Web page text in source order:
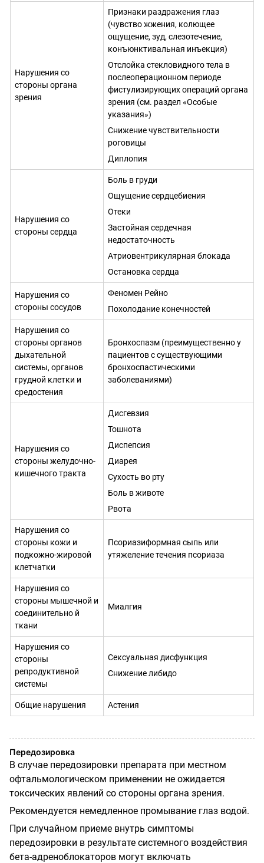
Нарушения со
стороны органа
зрения
Признаки раздражения глаз
(чувство жжения, колющее
ощущение, зуд, слезотечение,
конъюнктивальная инъекция)
Отслойка стекловидного тела в
послеоперационном периоде
фистулизирующих операций органа
зрения (см. раздел «Особые
указания»)
Снижение чувствительности
роговицы
Диплопия
Нарушения со
стороны сердца
Боль в груди
Ощущение сердцебиения
Отеки
Застойная сердечная
недостаточность
Атриовентрикулярная блокада
Остановка сердца
Нарушения со
стороны сосудов
Феномен Рейно
Похолодание конечностей
Нарушения со
стороны органов
дыхательной
системы, органов
грудной клетки и
средостения
Бронхоспазм (преимущественно у
пациентов с существующими
бронхоспастическими
заболеваниями)
Нарушения со
стороны желудочно-
кишечного тракта
Дисгевзия
Тошнота
Диспепсия
Диарея
Сухость во рту
Боль в животе
Рвота
Нарушения со
стороны кожи и
подкожно-жировой
клетчатки
Псориазиформная сыпь или
утяжеление течения псориаза
Нарушения со
стороны мышечной и
соединительно й
ткани
Миалгия
Нарушения со
стороны
репродуктивной
системы
Сексуальная дисфункция
Снижение либидо
Общие нарушения Астения
Передозировка
В случае передозировки препарата при местном
офтальмологическом применении не ожидается
токсических явлений со стороны органа зрения.
Рекомендуется немедленное промывание глаз водой.
При случайном приеме внутрь симптомы
передозировки в результате системного воздействия
бета-адреноблокаторов могут включать